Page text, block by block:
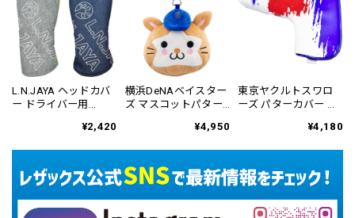
L.N.JAYA ヘッドカバ
ー ドライバー用
¥2,420
横浜DeNAベイスター
ズ マスコットパター
¥4,950
東京ヤクルトスワロ
ーズ パターカバー ブ
¥4,180